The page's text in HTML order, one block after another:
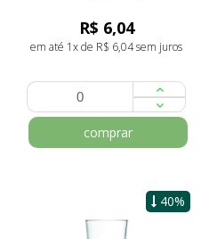
R$ 6,04
em até 1x de R$ 6,04 sem juros
comprar
40%